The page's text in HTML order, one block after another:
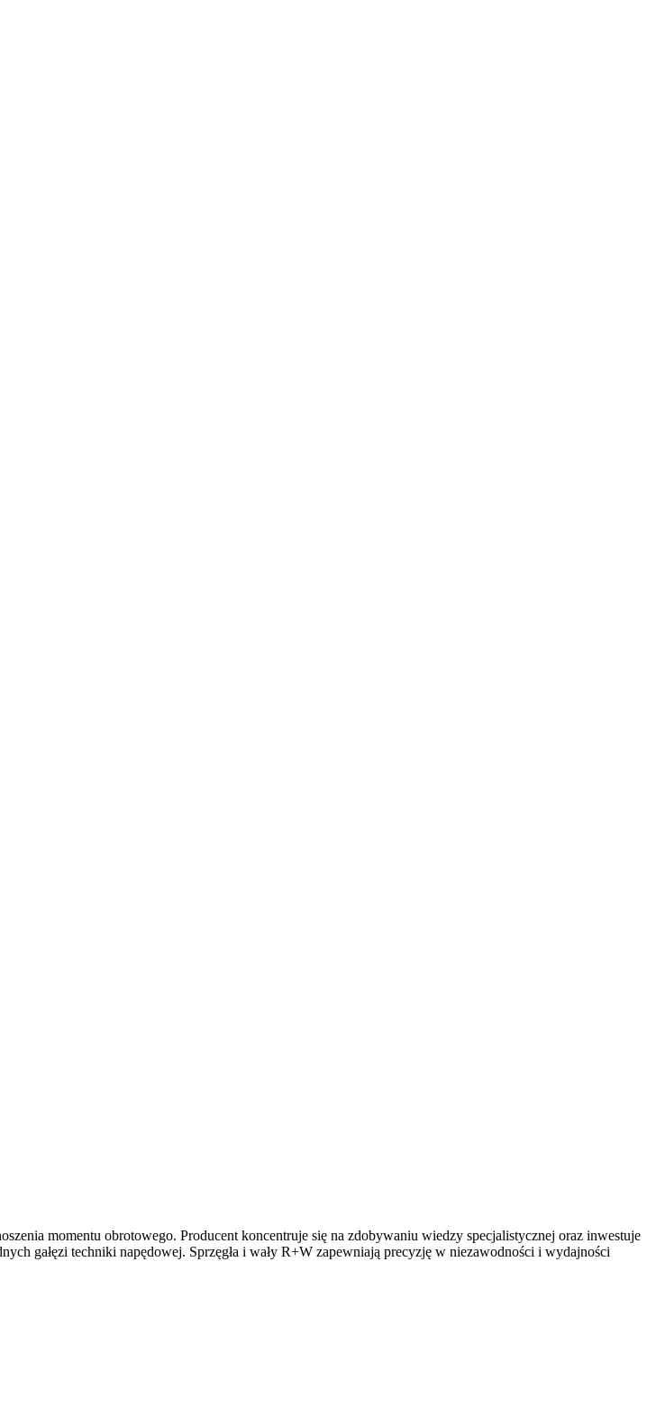
momentu obrotowego. Producent koncentruje się na zdobywaniu wiedzy specjalistycznej oraz inwestuje
gałęzi techniki napędowej. Sprzęgła i wały R+W zapewniają precyzję w niezawodności i wydajności